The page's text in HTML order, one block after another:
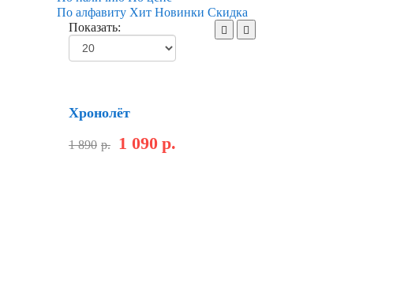
По алфавиту Хит Новинки Скидка
Показать:
Хронолёт
1 890 р. 1 090 р.